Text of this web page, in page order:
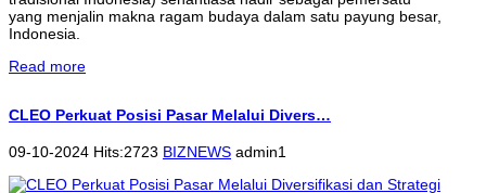
yang menjalin makna ragam budaya dalam satu payung besar,
Indonesia.
Read more
CLEO Perkuat Posisi Pasar Melalui Divers…
09-10-2024 Hits:2723 BIZNEWS admin1